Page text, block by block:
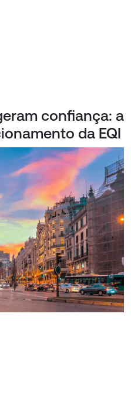
confiança: a
da EQI